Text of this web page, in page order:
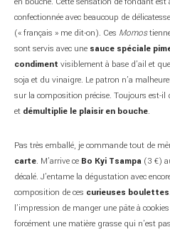
confectionnée avec beaucoup de
(« français » me dit-on). Ces Momos
sont servis avec une sauce spéciale
condiment visiblement à base d’ail et
soja et du vinaigre. Le patron n’a
sur la composition précise. Toujours est-il
et démultiplie le plaisir en bouche.
Pas très emballé, je commande tout de
carte. M’arrive ce Bo Kyi Tsampa (3 €)
décalé. J’entame la dégustation avec
composition de ces curieuses boulettes
l’impression de manger une pâte à
forcément une matière grasse qui n’est